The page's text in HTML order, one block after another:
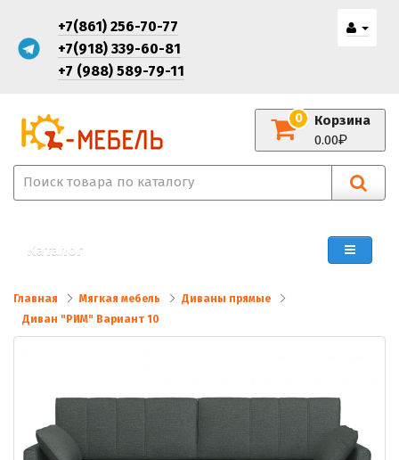
+7(861) 256-70-77
+7(918) 339-60-81
+7 (988) 589-79-11
Корзина
0
0.00
Каталог
Главная Мягкая мебель
Диваны прямые
Диван "РИМ" Вариант 10